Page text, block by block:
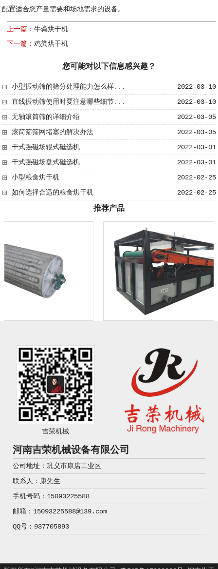
配置适合您产量需要和场地需求的设备。
上一篇：牛粪烘干机
下一篇：鸡粪烘干机
您可能对以下信息感兴趣？
2022-03-10
小型振动筛的筛分处理能力怎么样...
2022-03-10
直线振动筛使用时要注意哪些细节...
2022-03-05
无轴滚筒筛​的详细介绍
2022-03-05
滚筒筛筛网堵塞的解决办法
2022-03-01
干式强磁场辊式磁选机
2022-03-01
干式强磁场盘式磁选机
2022-02-25
小型粮食烘干机
2022-02-25
如何选择合适的粮食烘干机
推荐产品
吉荣机械
河南吉荣机械设备有限公司
公司地址：巩义市康店工业区
联系人：康先生
手机号码：15093225588
邮箱：15093225588@139.com
QQ号：937705893